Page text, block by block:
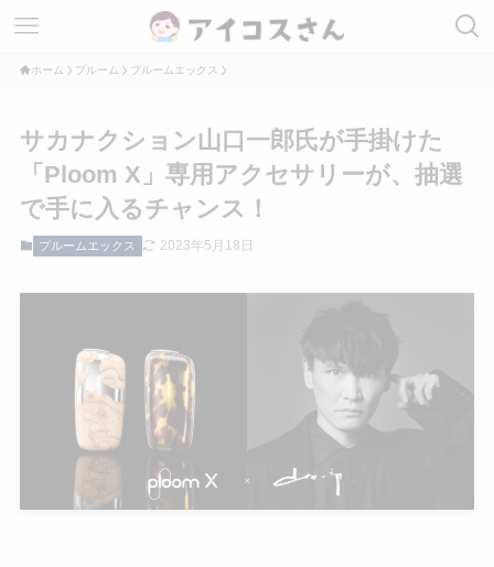
ホーム プルーム プルームエックス
サカナクション山口一郎氏が手掛けた
「Ploom X」専用アクセサリーが、抽選
で手に入るチャンス！
プルームエックス 2023年5月18日